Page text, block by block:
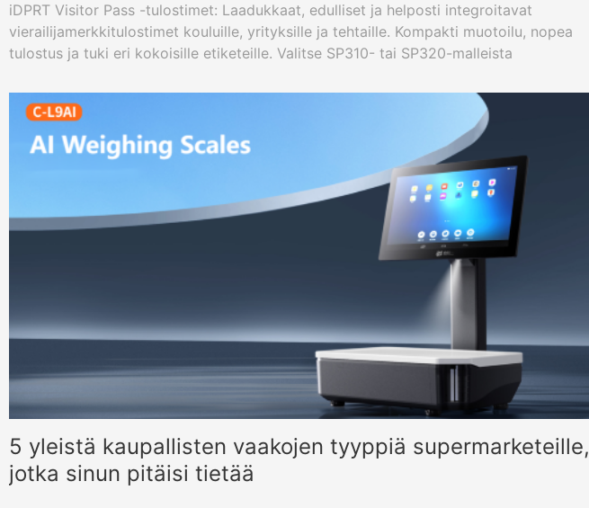
iDPRT Visitor Pass -tulostimet: Laadukkaat, edulliset ja helposti integroitavat
vierailijamerkkitulostimet kouluille, yrityksille ja tehtaille. Kompakti muotoilu, nopea
tulostus ja tuki eri kokoisille etiketeille. Valitse SP310- tai SP320-malleista
5 yleistä kaupallisten vaakojen tyyppiä supermarketeille,
jotka sinun pitäisi tietää